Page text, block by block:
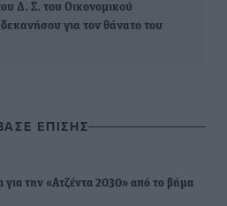
Δ. Σ. του Οικονομικού
για τον θάνατο του
ΕΠΙΣΗΣ
για την «Ατζέντα 2030» από το βήμα